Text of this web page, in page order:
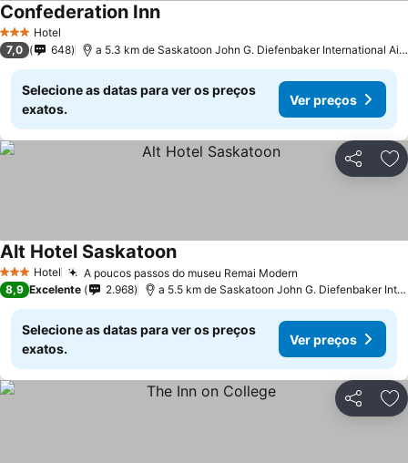
3 EstrelasHotel
Confederation Inn
7,0 648 a 5.3 km de Saskatoon John G. Diefenbaker International Airport
Selecione as datas para ver os preços
exatos.
Ver preços
Partilhar
3 EstrelasHotel A poucos passos do museu Remai Modern
Alt Hotel Saskatoon
8,9 Excelente 2.968 a 5.5 km de Saskatoon John G. Diefenbaker International Airport
Selecione as datas para ver os preços
exatos.
Ver preços
Partilhar